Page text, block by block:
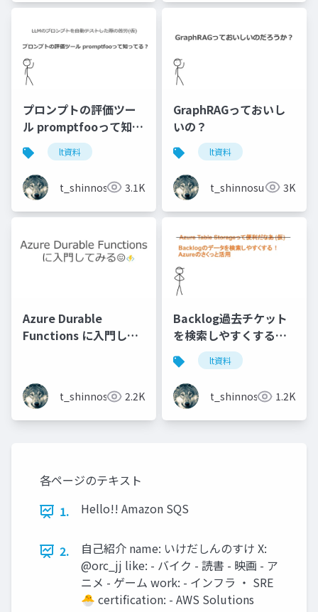
プロンプトの評価ツー
ル promptfooって知っ
てる？lt資料
t_shinnosuke 3.1K
GraphRAGっておいし
いの？
lt資料
t_shinnosuke 3K
Azure Durable
Functions に入門して
t_shinnosuke 2.2K
Backlog過去チケット
を検索しやすくする！
Azureさくっと活用
lt資料
t_shinnosuke 1.2K
各ページのテキスト
1.
Hello!! Amazon SQS
2.
自己紹介 name: いけだしんのすけ X:
@orc_jj like: - バイク - 読書 - 映画 - ア
ニメ - ゲーム work: - インフラ ・ SRE
🐣 certification: - AWS Solutions